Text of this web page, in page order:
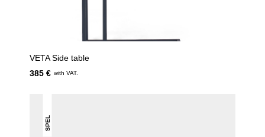
VETA Side table
385 € with VAT.
SPEL